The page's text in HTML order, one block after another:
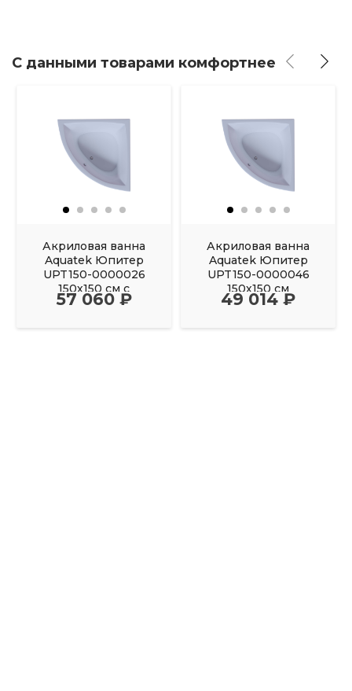
С данными товарами комфортнее
Акриловая ванна
Aquatek Юпитер
UPT150-0000026
150х150 см с
фронтальным
57 060 ₽
Акриловая ванна
Aquatek Юпитер
UPT150-0000046
150х150 см
49 014 ₽